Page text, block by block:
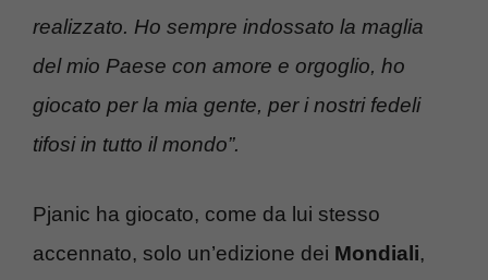
realizzato. Ho sempre indossato la maglia
del mio Paese con amore e orgoglio, ho
giocato per la mia gente, per i nostri fedeli
tifosi in tutto il mondo”.
Pjanic ha giocato, come da lui stesso
accennato, solo un’edizione dei Mondiali,